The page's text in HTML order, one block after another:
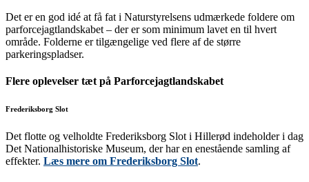
Det er en god idé at få fat i Naturstyrelsens udmærkede foldere om
parforcejagtlandskabet – der er som minimum lavet en til hvert
område. Folderne er tilgængelige ved flere af de større
parkeringspladser.
Flere oplevelser tæt på Parforcejagtlandskabet
Frederiksborg Slot
Det flotte og velholdte Frederiksborg Slot i Hillerød indeholder i dag
Det Nationalhistoriske Museum, der har en enestående samling af
effekter. Læs mere om Frederiksborg Slot.